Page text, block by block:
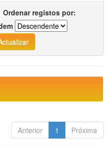
Ordenar registos por:
Anterior 1 Próxima